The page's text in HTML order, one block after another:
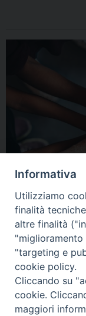
HOME DIOCESI
APPUNTAMENTI
Copyright © 2018 -
Informativa
Utilizziamo
finalità
altre finalità
"miglioramento
"targeting e
cookie policy.
Cliccando su
cookie.
maggiori